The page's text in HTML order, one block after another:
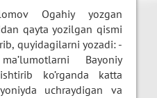
Ogahiy yozgan
qayta yozilgan qismi
quyidagilarni yozadi: -
Bayoniy
ko’rganda katta
uchraydigan va